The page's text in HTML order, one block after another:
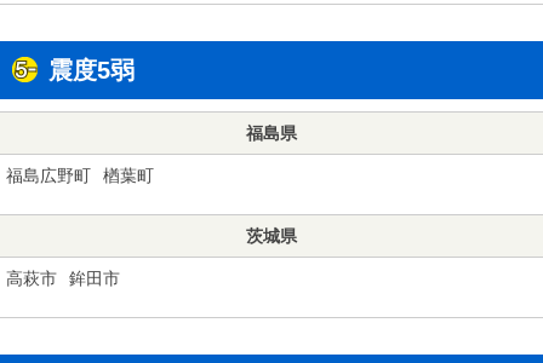
震度5弱
福島県
福島広野町 楢葉町
茨城県
高萩市 鉾田市